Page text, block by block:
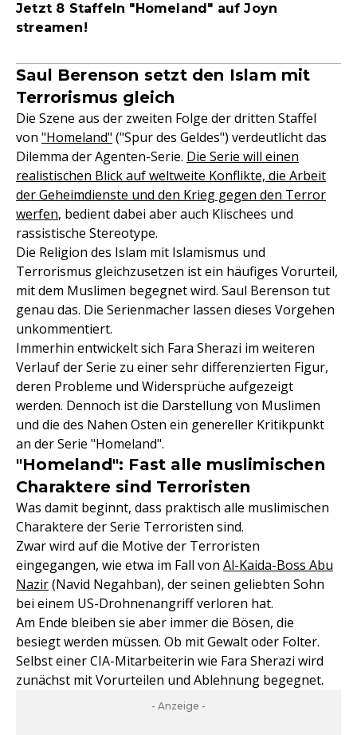
Jetzt 8 Staffeln "Homeland" auf Joyn
streamen!
Saul Berenson setzt den Islam mit
Terrorismus gleich
Die Szene aus der zweiten Folge der dritten Staffel
von "Homeland" ("Spur des Geldes") verdeutlicht das
Dilemma der Agenten-Serie. Die Serie will einen
realistischen Blick auf weltweite Konflikte, die Arbeit
der Geheimdienste und den Krieg gegen den Terror
werfen, bedient dabei aber auch Klischees und
rassistische Stereotype.
Die Religion des Islam mit Islamismus und
Terrorismus gleichzusetzen ist ein häufiges Vorurteil,
mit dem Muslimen begegnet wird. Saul Berenson tut
genau das. Die Serienmacher lassen dieses Vorgehen
unkommentiert.
Immerhin entwickelt sich Fara Sherazi im weiteren
Verlauf der Serie zu einer sehr differenzierten Figur,
deren Probleme und Widersprüche aufgezeigt
werden. Dennoch ist die Darstellung von Muslimen
und die des Nahen Osten ein genereller Kritikpunkt
an der Serie "Homeland".
"Homeland": Fast alle muslimischen
Charaktere sind Terroristen
Was damit beginnt, dass praktisch alle muslimischen
Charaktere der Serie Terroristen sind.
Zwar wird auf die Motive der Terroristen
eingegangen, wie etwa im Fall von Al-Kaida-Boss Abu
Nazir(Navid Negahban), der seinen geliebten Sohn
bei einem US-Drohnenangriff verloren hat.
Am Ende bleiben sie aber immer die Bösen, die
besiegt werden müssen. Ob mit Gewalt oder Folter.
Selbst einer CIA-Mitarbeiterin wie Fara Sherazi wird
zunächst mit Vorurteilen und Ablehnung begegnet.
- Anzeige -